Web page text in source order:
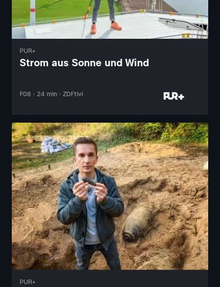
PUR+
Strom aus Sonne und Wind
F08 · 24 min · ZDFtivi
PUR+